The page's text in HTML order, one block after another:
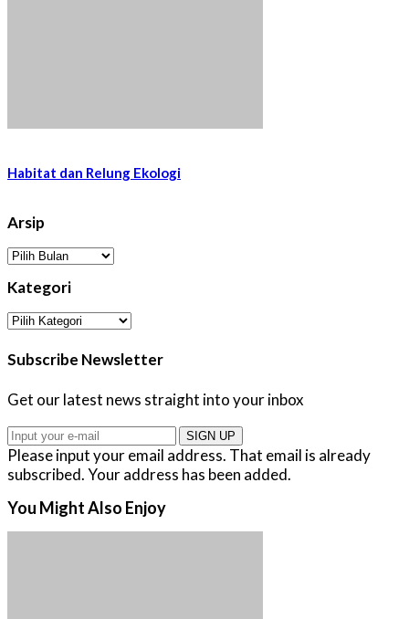
Habitat dan Relung Ekologi
Arsip
Arsip
Kategori
Kategori
Subscribe Newsletter
Get our latest news straight into your inbox
SIGN UP
Please input your email address. That email is already
subscribed.Your address has been added.
You Might Also Enjoy